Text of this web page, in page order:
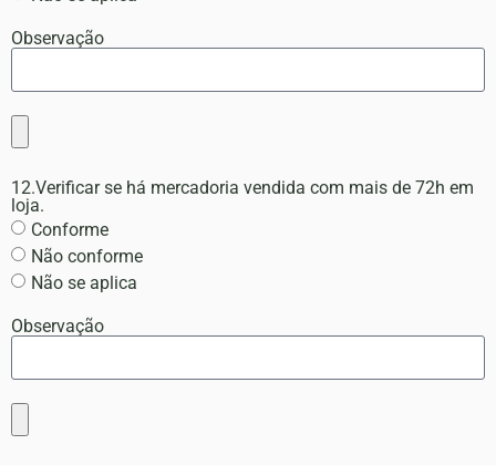
Observação
12.Verificar se há mercadoria vendida com mais de 72h em
loja.
Conforme
Não conforme
Não se aplica
Observação